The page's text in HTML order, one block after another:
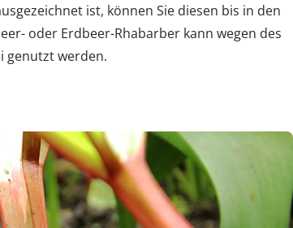
ist, können Sie diesen bis in den
oder Erdbeer-Rhabarber kann wegen des
genutzt werden.